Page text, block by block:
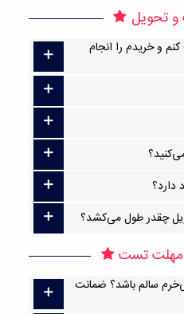
و تحویل
و خریدم را انجام
دارد؟
چقدر طول می‌کشد؟
تست
سالم باشد؟ ضمانت